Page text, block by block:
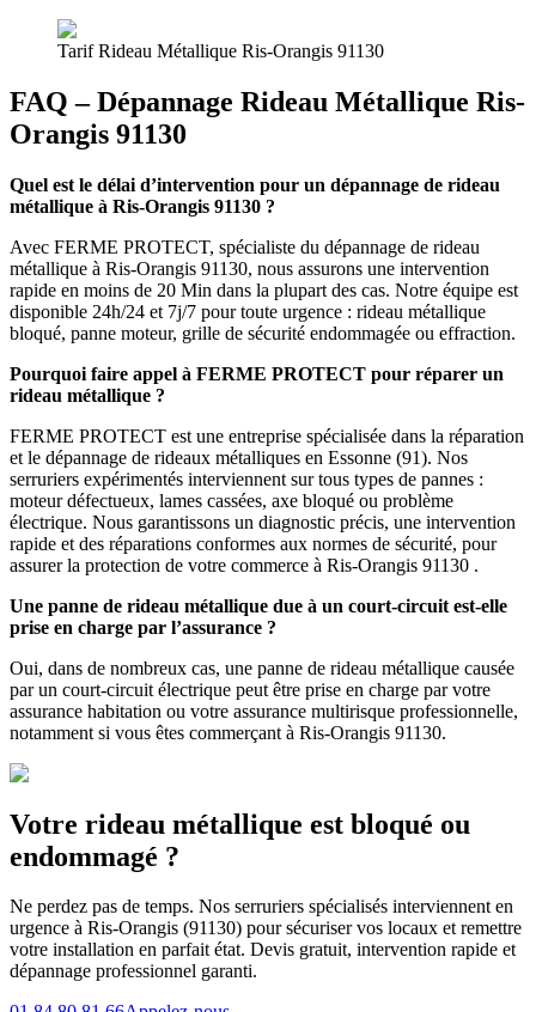
Tarif Rideau Métallique Ris-Orangis 91130
FAQ – Dépannage Rideau Métallique Ris-
Orangis 91130
Quel est le délai d’intervention pour un dépannage de rideau
métallique à Ris-Orangis 91130 ?
Avec FERME PROTECT, spécialiste du dépannage de rideau
métallique à Ris-Orangis 91130, nous assurons une intervention
rapide en moins de 20 Min dans la plupart des cas. Notre équipe est
disponible 24h/24 et 7j/7 pour toute urgence : rideau métallique
bloqué, panne moteur, grille de sécurité endommagée ou effraction.
Pourquoi faire appel à FERME PROTECT pour réparer un
rideau métallique ?
FERME PROTECT est une entreprise spécialisée dans la réparation
et le dépannage de rideaux métalliques en Essonne (91). Nos
serruriers expérimentés interviennent sur tous types de pannes :
moteur défectueux, lames cassées, axe bloqué ou problème
électrique. Nous garantissons un diagnostic précis, une intervention
rapide et des réparations conformes aux normes de sécurité, pour
assurer la protection de votre commerce à Ris-Orangis 91130 .
Une panne de rideau métallique due à un court-circuit est-elle
prise en charge par l’assurance ?
Oui, dans de nombreux cas, une panne de rideau métallique causée
par un court-circuit électrique peut être prise en charge par votre
assurance habitation ou votre assurance multirisque professionnelle,
notamment si vous êtes commerçant à Ris-Orangis 91130.
Votre rideau métallique est bloqué ou
endommagé ?
Ne perdez pas de temps. Nos serruriers spécialisés interviennent en
urgence à Ris-Orangis (91130) pour sécuriser vos locaux et remettre
votre installation en parfait état. Devis gratuit, intervention rapide et
dépannage professionnel garanti.